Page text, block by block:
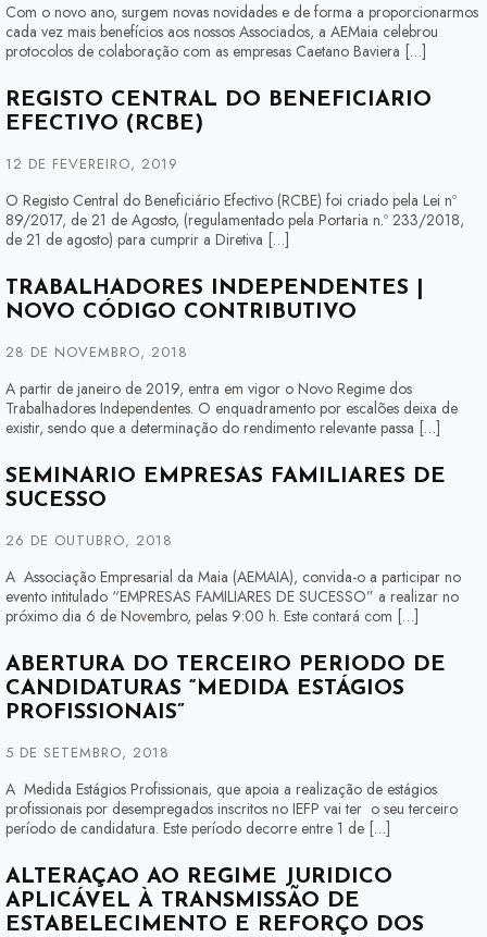
Com o novo ano, surgem novas novidades e de forma a proporcionarmos
cada vez mais benefícios aos nossos Associados, a AEMaia celebrou
protocolos de colaboração com as empresas Caetano Baviera […]
REGISTO CENTRAL DO BENEFICIÁRIO
EFECTIVO (RCBE)
12 DE FEVEREIRO, 2019
O Registo Central do Beneficiário Efectivo (RCBE) foi criado pela Lei nº
89/2017, de 21 de Agosto, (regulamentado pela Portaria n.º 233/2018,
de 21 de agosto) para cumprir a Diretiva […]
TRABALHADORES INDEPENDENTES |
NOVO CÓDIGO CONTRIBUTIVO
28 DE NOVEMBRO, 2018
A partir de janeiro de 2019, entra em vigor o Novo Regime dos
Trabalhadores Independentes. O enquadramento por escalões deixa de
existir, sendo que a determinação do rendimento relevante passa […]
SEMINÁRIO EMPRESAS FAMILIARES DE
SUCESSO
26 DE OUTUBRO, 2018
A Associação Empresarial da Maia (AEMAIA), convida-o a participar no
evento intitulado “EMPRESAS FAMILIARES DE SUCESSO” a realizar no
próximo dia 6 de Novembro, pelas 9:00 h. Este contará com […]
ABERTURA DO TERCEIRO PERÍODO DE
CANDIDATURAS “MEDIDA ESTÁGIOS
PROFISSIONAIS”
5 DE SETEMBRO, 2018
A Medida Estágios Profissionais, que apoia a realização de estágios
profissionais por desempregados inscritos no IEFP vai ter o seu terceiro
período de candidatura. Este período decorre entre 1 de […]
ALTERAÇÃO AO REGIME JURÍDICO
APLICÁVEL À TRANSMISSÃO DE
ESTABELECIMENTO E REFORÇO DOS